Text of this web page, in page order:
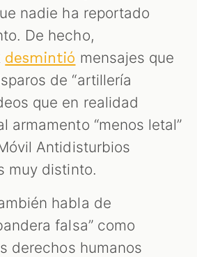
nadie ha reportado
De hecho,
desmintió mensajes que
de “artillería
que en realidad
armamento “menos letal”
Antidisturbios
muy distinto.
habla de
falsa” como
derechos humanos